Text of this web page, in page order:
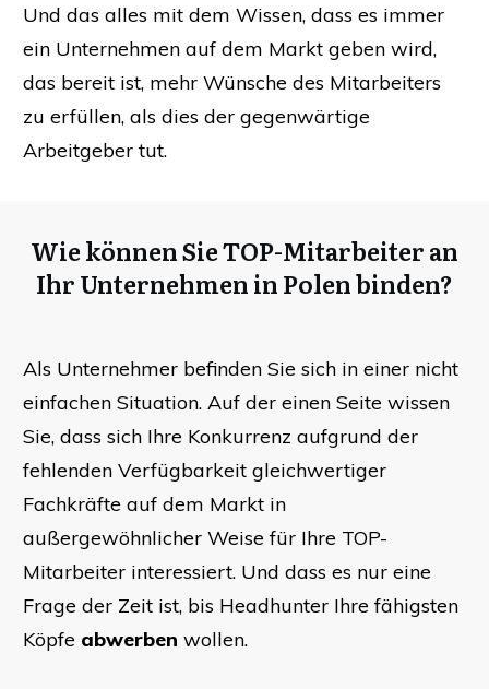
Und das alles mit dem Wissen, dass es immer
ein Unternehmen auf dem Markt geben wird,
das bereit ist, mehr Wünsche des Mitarbeiters
zu erfüllen, als dies der gegenwärtige
Arbeitgeber tut.
Wie können Sie TOP-Mitarbeiter an
Ihr Unternehmen in Polen binden?
Als Unternehmer befinden Sie sich in einer nicht
einfachen Situation. Auf der einen Seite wissen
Sie, dass sich Ihre Konkurrenz aufgrund der
fehlenden Verfügbarkeit gleichwertiger
Fachkräfte auf dem Markt in
außergewöhnlicher Weise für Ihre TOP-
Mitarbeiter interessiert. Und dass es nur eine
Frage der Zeit ist, bis Headhunter Ihre fähigsten
Köpfe abwerben wollen.